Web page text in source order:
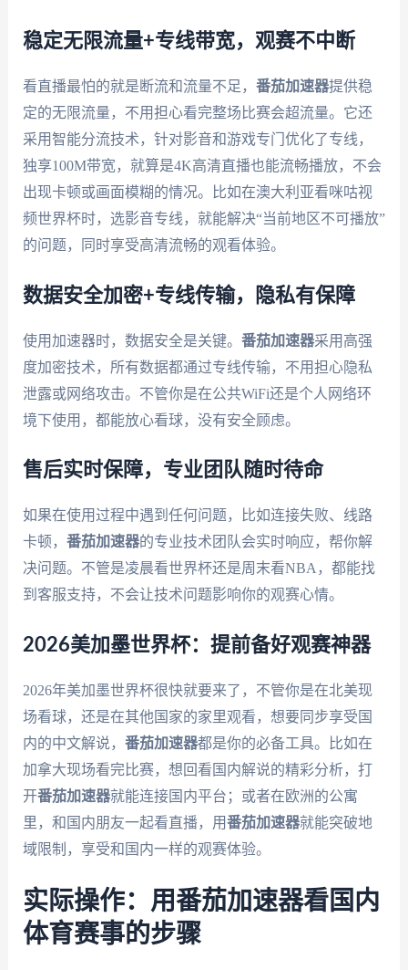
稳定无限流量+专线带宽，观赛不中断
看直播最怕的就是断流和流量不足， 番茄加速器提供稳
定的无限流量，不用担心看完整场比赛会超流量。它还
采用智能分流技术，针对影音和游戏专门优化了专线，
独享100M带宽，就算是4K高清直播也能流畅播放，不会
出现卡顿或画面模糊的情况。比如在澳大利亚看咪咕视
频世界杯时，选影音专线，就能解决“当前地区不可播放”
的问题，同时享受高清流畅的观看体验。
数据安全加密+专线传输，隐私有保障
使用加速器时，数据安全是关键。 番茄加速器采用高强
度加密技术，所有数据都通过专线传输，不用担心隐私
泄露或网络攻击。不管你是在公共WiFi还是个人网络环
境下使用，都能放心看球，没有安全顾虑。
售后实时保障，专业团队随时待命
如果在使用过程中遇到任何问题，比如连接失败、线路
卡顿， 番茄加速器的专业技术团队会实时响应，帮你解
决问题。不管是凌晨看世界杯还是周末看NBA，都能找
到客服支持，不会让技术问题影响你的观赛心情。
2026美加墨世界杯：提前备好观赛神器
2026年美加墨世界杯很快就要来了，不管你是在北美现
场看球，还是在其他国家的家里观看，想要同步享受国
内的中文解说， 番茄加速器都是你的必备工具。比如在
加拿大现场看完比赛，想回看国内解说的精彩分析，打
开番茄加速器就能连接国内平台；或者在欧洲的公寓
里，和国内朋友一起看直播，用番茄加速器就能突破地
域限制，享受和国内一样的观赛体验。
实际操作：用番茄加速器看国内
体育赛事的步骤